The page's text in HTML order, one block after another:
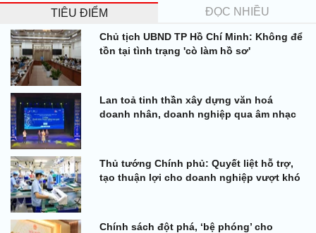
TIÊU ĐIỂM ĐỌC NHIỀU
Chủ tịch UBND TP Hồ Chí Minh: Không để
tồn tại tình trạng 'cò làm hồ sơ'
Lan toả tinh thần xây dựng văn hoá
doanh nhân, doanh nghiệp qua âm nhạc
Thủ tướng Chính phủ: Quyết liệt hỗ trợ,
tạo thuận lợi cho doanh nghiệp vượt khó
Chính sách đột phá, ‘bệ phóng’ cho